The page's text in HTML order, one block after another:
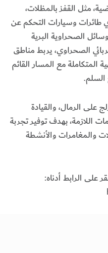
مثل القفز بالمظلات،
طائرات وسيارات التحكم عن
الصحراوية البرية
الصحراوي، يربط مناطق
المتكاملة مع المسار القائم
السلم.
على الرمال، والقيادة
اللازمة، بهدف توفير تجربة
والمغامرات والأنشطة
على الرابط أدناه: